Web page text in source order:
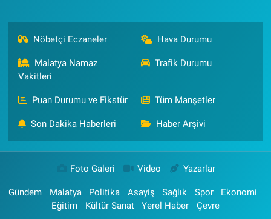
Nöbetçi Eczaneler Hava Durumu
Malatya Namaz
Vakitleri
Trafik Durumu
Puan Durumu ve Fikstür Tüm Manşetler
Son Dakika Haberleri Haber Arşivi
Foto Galeri Video Yazarlar
Gündem Malatya Politika Asayiş Sağlık Spor
Ekonomi
Eğitim
Kültür Sanat Yerel Haber Çevre